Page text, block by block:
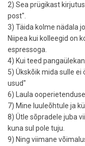
2) Sea prügikast
post".
3) Täida kolme nädala
Niipea kui kolleegid on
espressoga.
4) Kui teed
5) Ükskõik mida sulle ei
usud"
6) Laula
7) Mine luuleõhtule ja
8) Ütle sõpradele juba
kuna sul pole tuju.
9) Ning viimane